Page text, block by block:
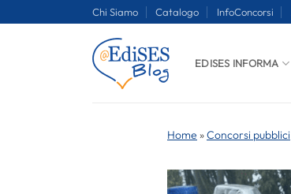
Chi Siamo Catalogo InfoConcorsi
EDISES INFORMA
Home »Concorsi pubblici